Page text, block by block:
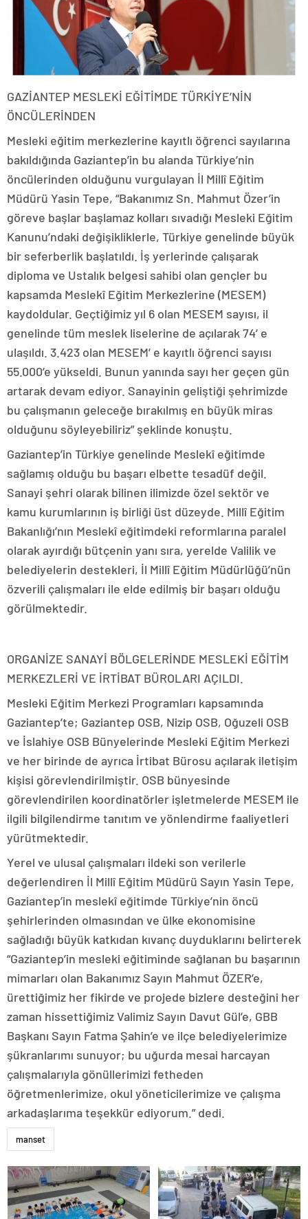
GAZİANTEP MESLEKİ EĞİTİMDE TÜRKİYE’NİN
ÖNCÜLERİNDEN
Mesleki eğitim merkezlerine kayıtlı öğrenci sayılarına
bakıldığında Gaziantep’in bu alanda Türkiye’nin
öncülerinden olduğunu vurgulayan İl Millî Eğitim
Müdürü Yasin Tepe, “Bakanımız Sn. Mahmut Özer’in
göreve başlar başlamaz kolları sıvadığı Mesleki Eğitim
Kanunu’ndaki değişikliklerle, Türkiye genelinde büyük
bir seferberlik başlatıldı. İş yerlerinde çalışarak
diploma ve Ustalık belgesi sahibi olan gençler bu
kapsamda Meslekî Eğitim Merkezlerine (MESEM)
kaydoldular. Geçtiğimiz yıl 6 olan MESEM sayısı, il
genelinde tüm meslek liselerine de açılarak 74’ e
ulaşıldı. 3.423 olan MESEM’ e kayıtlı öğrenci sayısı
55.000’e yükseldi. Bunun yanında sayı her geçen gün
artarak devam ediyor. Sanayinin geliştiği şehrimizde
bu çalışmanın geleceğe bırakılmış en büyük miras
olduğunu söyleyebiliriz” şeklinde konuştu.
Gaziantep’in Türkiye genelinde Meslekî eğitimde
sağlamış olduğu bu başarı elbette tesadüf değil.
Sanayi şehri olarak bilinen ilimizde özel sektör ve
kamu kurumlarının iş birliği üst düzeyde. Millî Eğitim
Bakanlığı’nın Meslekî eğitimdeki reformlarına paralel
olarak ayırdığı bütçenin yanı sıra, yerelde Valilik ve
belediyelerin destekleri, İl Millî Eğitim Müdürlüğü’nün
özverili çalışmaları ile elde edilmiş bir başarı olduğu
görülmektedir.
ORGANİZE SANAYİ BÖLGELERİNDE MESLEKİ EĞİTİM
MERKEZLERİ VE İRTİBAT BÜROLARI AÇILDI.
Mesleki Eğitim Merkezi Programları kapsamında
Gaziantep’te; Gaziantep OSB, Nizip OSB, Oğuzeli OSB
ve İslahiye OSB Bünyelerinde Mesleki Eğitim Merkezi
ve her birinde de ayrıca İrtibat Bürosu açılarak iletişim
kişisi görevlendirilmiştir. OSB bünyesinde
görevlendirilen koordinatörler işletmelerde MESEM ile
ilgili bilgilendirme tanıtım ve yönlendirme faaliyetleri
yürütmektedir.
Yerel ve ulusal çalışmaları ildeki son verilerle
değerlendiren İl Millî Eğitim Müdürü Sayın Yasin Tepe,
Gaziantep’in meslekî eğitimde Türkiye’nin öncü
şehirlerinden olmasından ve ülke ekonomisine
sağladığı büyük katkıdan kıvanç duyduklarını belirterek
“Gaziantep’in mesleki eğitiminde sağlanan bu başarının
mimarları olan Bakanımız Sayın Mahmut ÖZER’e,
ürettiğimiz her fikirde ve projede bizlere desteğini her
zaman hissettiğimiz Valimiz Sayın Davut Gül’e, GBB
Başkanı Sayın Fatma Şahin’e ve ilçe belediyelerimize
şükranlarımı sunuyor; bu uğurda mesai harcayan
çalışmalarıyla gönüllerimizi fetheden
öğretmenlerimize, okul yöneticilerimize ve çalışma
arkadaşlarıma teşekkür ediyorum.” dedi.
manset